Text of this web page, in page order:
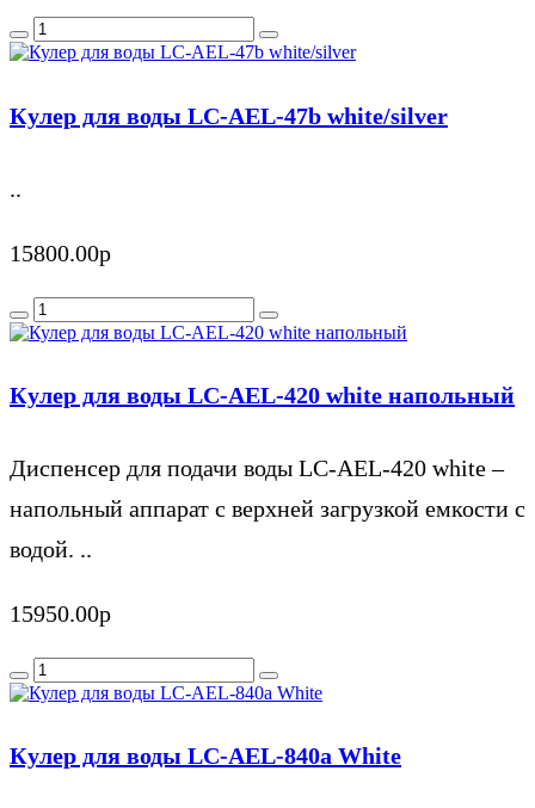
Кулер для воды LС-AEL-47b white/silver
..
15800.00р
Кулер для воды LC-AEL-420 white напольный
Диспенсер для подачи воды LC-AEL-420 white –
напольный аппарат с верхней загрузкой емкости с
водой. ..
15950.00р
Кулер для воды LC-AEL-840a White